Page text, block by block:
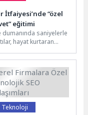
İtfaiyesi’nde “özel
eğitimi
dumanında saniyelerle
hayat kurtaran
“Head Fire
eğitimiyle ekipler,...
Teknoloji